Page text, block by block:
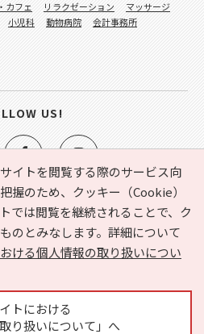
イトを閲覧する際のサービス向
握のため、クッキー（Cookie）
では閲覧を継続されることで、ク
のとみなします。詳細について
ける個人情報の取り扱いについ
トにおける
り扱いについて」へ
？ お気に入り
ヘルプ
り扱いについて
運営会社
掲載に関するお問い合わせ
カフェ リラクゼーション
マッサージ
小児科 動物病院
会計事務所
US!